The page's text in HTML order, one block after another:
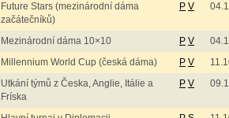
Future Stars (mezinárodní dáma
začátečníků)
P V
Mezinárodní dáma 10×10 P V
Millennium World Cup (česká dáma) P V
Utkání týmů z Česka, Anglie, Itálie a
Fríska
P V